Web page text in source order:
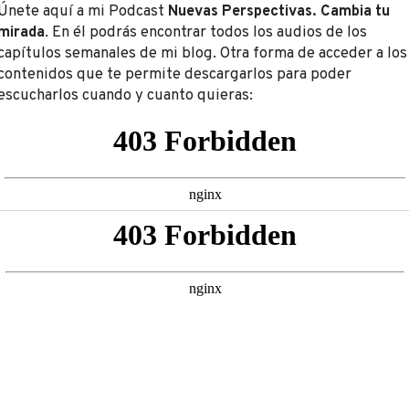
aquí a mi Podcast Nuevas Perspectivas. Cambia tu
. En él podrás encontrar todos los audios de los
semanales de mi blog. Otra forma de acceder a los
que te permite descargarlos para poder
cuando y cuanto quieras: